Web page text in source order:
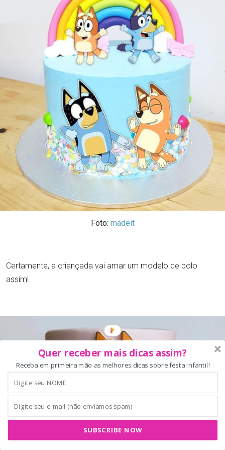
Foto: madeit
Certamente, a criançada vai amar um modelo de bolo
assim!
Quer receber mais dicas assim?
Receba em primeira mão as melhores dicas sobre festa infantil!
SUBSCRIBE NOW